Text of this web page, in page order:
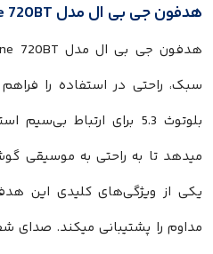
هدفون جی بی ال مدل Tune 720BT
سبک، راحتی در استفاده را
بلوتوث 5.3 برای ارتباط
میدهد تا به راحتی به موسیقی
مداوم را پشتیبانی میکند. صدای